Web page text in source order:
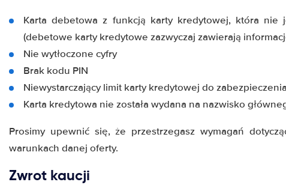
Karta debetowa z funkcją karty kredytowej, która nie
(debetowe karty kredytowe zazwyczaj zawierają
Nie wytłoczone cyfry
Brak kodu PIN
Niewystarczający limit karty kredytowej do
Karta kredytowa nie została wydana na nazwisko
Prosimy upewnić się, że przestrzegasz wymagań
warunkach danej oferty.
Zwrot kaucji